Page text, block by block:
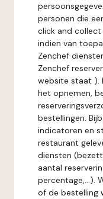
personen die
click and collect
indien van
Zenchef
Zenchef
website staat ).
het opnemen,
bestellingen.
indicatoren en
restaurant
diensten
aantal
percentage,...).
of de bestelling